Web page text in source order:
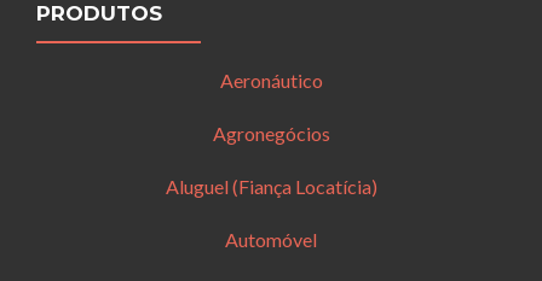
PRODUTOS
Aeronáutico
Agronegócios
Aluguel (Fiança Locatícia)
Automóvel